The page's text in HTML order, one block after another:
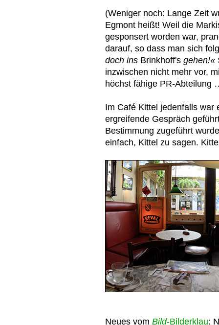
(Weniger noch: Lange Zeit
Egmont heißt! Weil die
gesponsert worden war,
darauf, so dass man sich
doch ins Brinkhoff's gehen!«
inzwischen nicht mehr vor,
höchst fähige PR-Abteilung
Im Café Kittel jedenfalls war
ergreifende Gespräch
Bestimmung zugeführt
einfach, Kittel zu sagen.
Neues vom Bild-Bilderklau: